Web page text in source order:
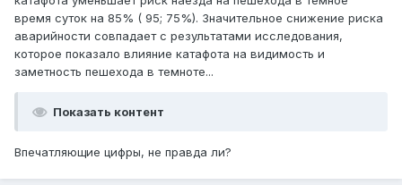
время суток на 85% ( 95; 75%). Значительное снижение риска
аварийности совпадает с результатами исследования,
которое показало влияние катафота на видимость и
заметность пешехода в темноте...
Показать контент
Впечатляющие цифры, не правда ли?